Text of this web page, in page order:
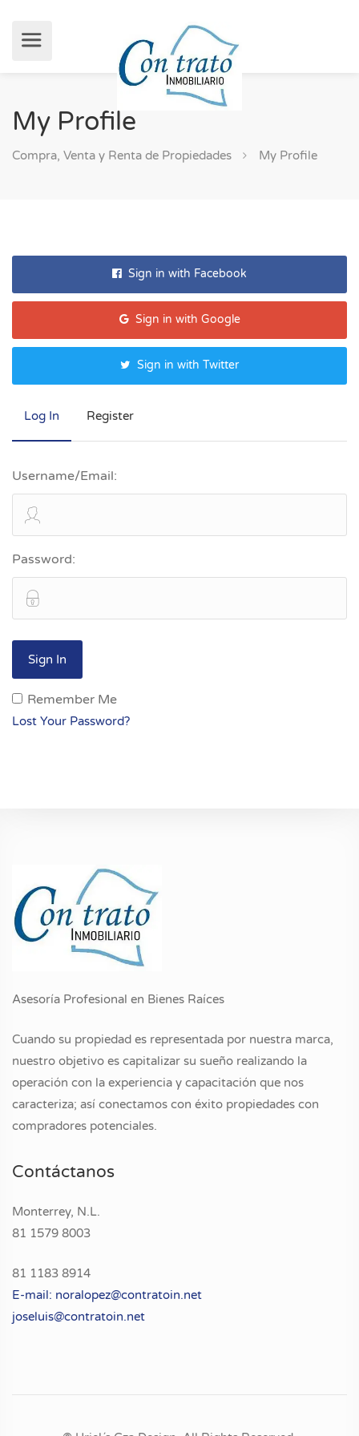
My Profile
Compra, Venta y Renta de Propiedades My Profile
Sign in with Facebook
Sign in with Google
Sign in with Twitter
Log In Register
Username/Email:
Password:
Remember Me
Lost Your Password?
Asesoría Profesional en Bienes Raíces
Cuando su propiedad es representada por nuestra marca,
nuestro objetivo es capitalizar su sueño realizando la
operación con la experiencia y capacitación que nos
caracteriza; así conectamos con éxito propiedades con
compradores potenciales.
Contáctanos
Monterrey, N.L.
81 1579 8003
81 1183 8914
E-mail: noralopez@contratoin.net
joseluis@contratoin.net